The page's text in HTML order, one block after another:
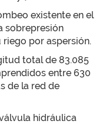
existente en el
sobrepresión
riego por aspersión.
total de 83.085
entre 630
de la red de
hidráulica